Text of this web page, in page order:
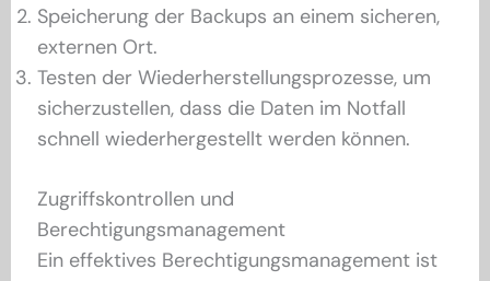
Speicherung der Backups an einem sicheren,
externen Ort.
Testen der Wiederherstellungsprozesse, um
sicherzustellen, dass die Daten im Notfall
schnell wiederhergestellt werden können.
Zugriffskontrollen und
Berechtigungsmanagement
Ein effektives Berechtigungsmanagement ist